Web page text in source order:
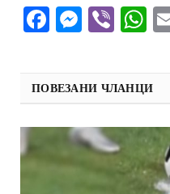
Facebook
ПОВЕЗАНИ ЧЛАНЦИ